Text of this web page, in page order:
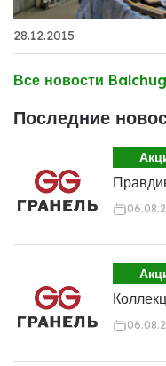
28.12.2015
Все новости
Последние